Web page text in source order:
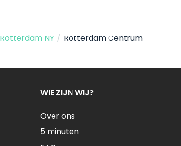
Rotterdam NY / Rotterdam Centrum
WIE ZIJN WIJ?
Over ons
5 minuten